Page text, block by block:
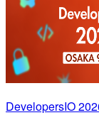
DevelopersIO